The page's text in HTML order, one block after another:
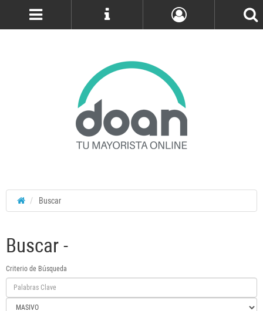
Buscar
Buscar -
Criterio de Búsqueda